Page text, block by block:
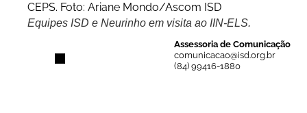
Equipes ISD e Neurinho em visita ao IIN-ELS.
Assessoria de Comunicação
comunicacao@isd.org.br
(84) 99416-1880